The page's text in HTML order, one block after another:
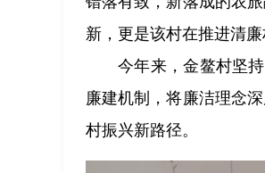
新，更是该村在推进清
今年来，金鳌村坚
廉建机制，将廉洁理念
村振兴新路径。